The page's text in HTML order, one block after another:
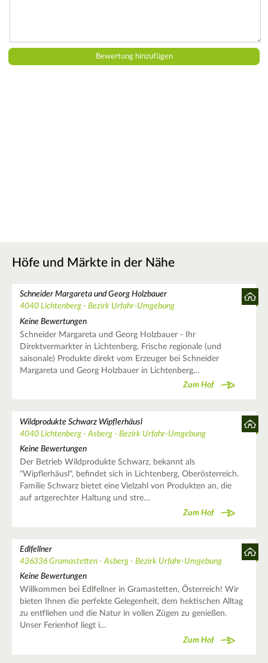
Höfe und Märkte in der Nähe
Schneider Margareta und Georg Holzbauer
4040 Lichtenberg - Bezirk Urfahr-Umgebung
Keine Bewertungen
Schneider Margareta und Georg Holzbauer - Ihr
Direktvermarkter in Lichtenberg. Frische regionale (und
saisonale) Produkte direkt vom Erzeuger bei Schneider
Margareta und Georg Holzbauer in Lichtenberg…
Zum Hof
Wildprodukte Schwarz Wipflerhäusl
4040 Lichtenberg - Asberg - Bezirk Urfahr-Umgebung
Keine Bewertungen
Der Betrieb Wildprodukte Schwarz, bekannt als
"Wipflerhäusl", befindet sich in Lichtenberg, Oberösterreich.
Familie Schwarz bietet eine Vielzahl von Produkten an, die
auf artgerechter Haltung und stre…
Zum Hof
Edlfellner
436336 Gramastetten - Asberg - Bezirk Urfahr-Umgebung
Keine Bewertungen
Willkommen bei Edlfellner in Gramastetten, Österreich! Wir
bieten Ihnen die perfekte Gelegenheit, dem hektischen Alltag
zu entfliehen und die Natur in vollen Zügen zu genießen.
Unser Ferienhof liegt i…
Zum Hof